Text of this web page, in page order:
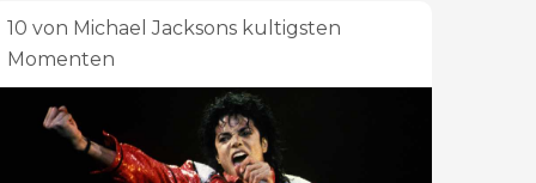
10 von Michael Jacksons kultigsten
Momenten